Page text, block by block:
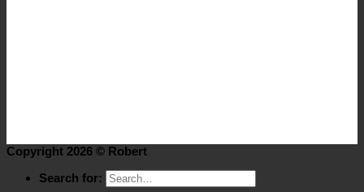
Copyright 2026 © Robert
Search for: